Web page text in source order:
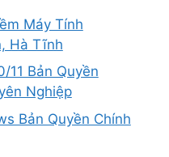
Máy Tính
Hà Tĩnh
11 Bản Quyền
Nghiệp
Bản Quyền Chính